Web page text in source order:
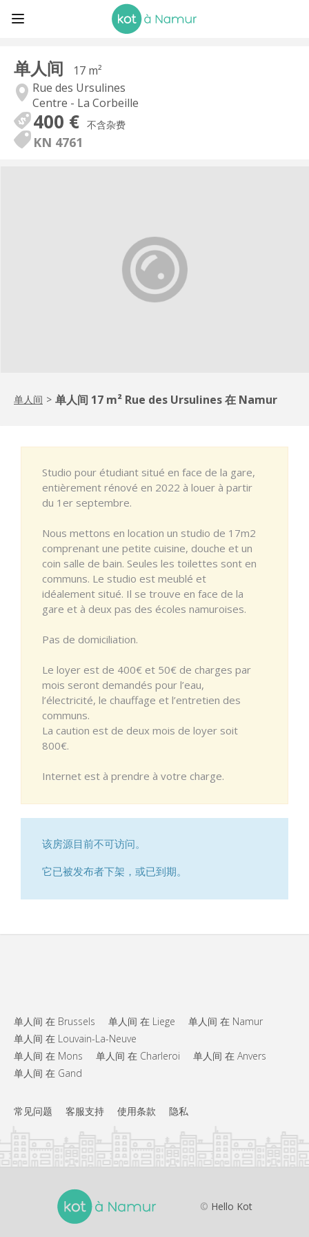
单人间
17 m²
Rue des Ursulines
Centre - La Corbeille
400 € 不含杂费
KN 4761
单人间 > 单人间 17 m² Rue des Ursulines 在 Namur
Studio pour étudiant situé en face de la gare,
entièrement rénové en 2022 à louer à partir
du 1er septembre.
Nous mettons en location un studio de 17m2
comprenant une petite cuisine, douche et un
coin salle de bain. Seules les toilettes sont en
communs. Le studio est meublé et
idéalement situé. Il se trouve en face de la
gare et à deux pas des écoles namuroises.
Pas de domiciliation.
Le loyer est de 400€ et 50€ de charges par
mois seront demandés pour l’eau,
l’électricité, le chauffage et l’entretien des
communs.
La caution est de deux mois de loyer soit
800€.
Internet est à prendre à votre charge.
该房源目前不可访问。
它已被发布者下架，或已到期。
单人间 在 Brussels 单人间 在 Liege
单人间 在 Namur
单人间 在 Louvain-La-Neuve
单人间 在 Mons
单人间 在 Charleroi
单人间 在 Anvers
单人间 在 Gand
常见问题 客服支持 使用条款 隐私
© Hello Kot